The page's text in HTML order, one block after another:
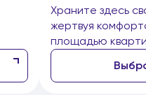
Храните здесь
жертвуя
площадью